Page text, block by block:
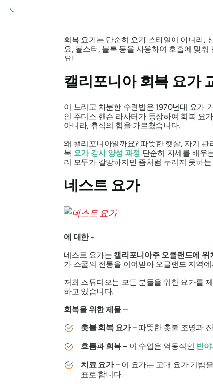
회복 요가는 단순히 요가 스타일이 아니라,
요, 볼스터, 블록 등을 사용하여 호흡에 맞
요!
캘리포니아 회복 요가
이 느리고 차분한 수련법은 1970년대 요가
인 주디스 핸슨 라사터가 등장하여 회복 요
아니라, 휴식의 힘을 가르쳤습니다.
왜 캘리포니아일까요? 따뜻한 햇살, 자기
복 요가 강사 양성 과정 단순히 자세를 배우
리 모두가 갈망하지만 좀처럼 누리지 못하
네스트 요가
에 대한 -
네스트 요가는 캘리포니아주 오클랜드에 위
가 스쿨의 전통을 이어받아 오클랜드 지역
저희 스튜디오는 모든 분들을 위한 요가를
하고 있습니다.
회복을 위한 제물 –
촛불 회복 요가 –따뜻한 촛불 조명과
흐름과 회복 – 이 수업은 역동적인 빈
치료 요가 –이 요가는 고대 요가 기법
표로 합니다.